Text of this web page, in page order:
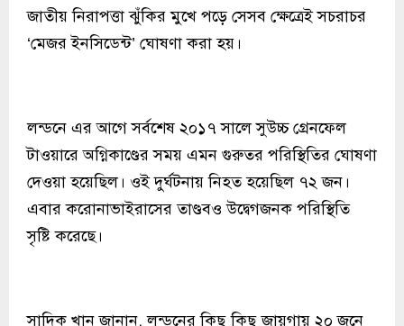
জাতীয় নিরাপত্তা ঝুঁকির মুখে পড়ে সেসব ক্ষেত্রেই সচরাচর
‘মেজর ইনসিডেন্ট’ ঘোষণা করা হয়।
লন্ডনে এর আগে সর্বশেষ ২০১৭ সালে সুউচ্চ গ্রেনফেল
টাওয়ারে অগ্নিকাণ্ডের সময় এমন গুরুতর পরিস্থিতির ঘোষণা
দেওয়া হয়েছিল। ওই দুর্ঘটনায় নিহত হয়েছিল ৭২ জন।
এবার করোনাভাইরাসের তাণ্ডবও উদ্বেগজনক পরিস্থিতি
সৃষ্টি করেছে।
সাদিক খান জানান, লন্ডনের কিছু কিছু জায়গায় ২০ জনে